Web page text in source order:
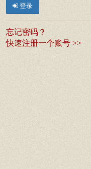
登录
忘记密码？
快速注册一个账号 >>